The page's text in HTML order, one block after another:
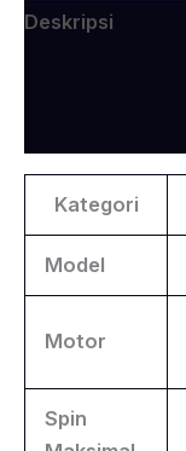
Deskripsi
Kategori
Model
Motor
Spin